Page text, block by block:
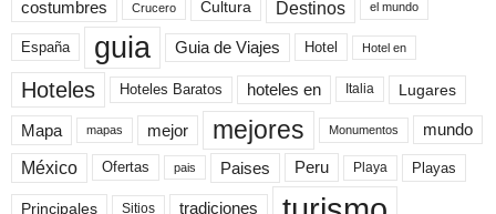
costumbres Crucero Cultura Destinos el mundo
España guia Guia de Viajes Hotel Hotel en
Hoteles Hoteles Baratos hoteles en Italia Lugares
Mapa mapas mejor mejores Monumentos mundo
México Ofertas pais Paises Peru Playa Playas
Principales Sitios tradiciones